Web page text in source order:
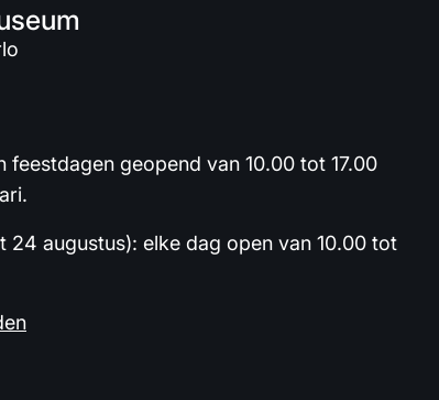
feestdagen geopend van 10.00 tot 17.00
24 augustus): elke dag open van 10.00 tot